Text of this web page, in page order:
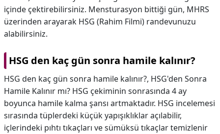
içinde çektirebilirsiniz. Mensturasyon bittiği gün, MHRS
üzerinden arayarak HSG (Rahim Filmi) randevunuzu
alabilirsiniz.
HSG den kaç gün sonra hamile kalınır?
HSG den kaç gün sonra hamile kalınır?, HSG'den Sonra
Hamile Kalınır mı? HSG çekiminin sonrasında 4 ay
boyunca hamile kalma şansı artmaktadır. HSG incelemesi
sırasında tüplerdeki küçük yapışıklıklar açılabilir,
içlerindeki pıhtı tıkaçları ve sümüksü tıkaçlar temizlenir